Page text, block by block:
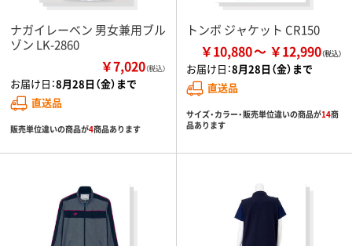
ナガイレーベン 男女兼用ブル
ゾン LK-2860
￥7,020（税込）
お届け日：8月28日（金）まで
直送品
販売単位違いの商品が4商品あります
トンボ ジャケット CR150
￥10,880 ￥12,990
お届け日：8月28日（金）まで
直送品
サイズ・カラー・販売単位違いの商品が14商
品あります